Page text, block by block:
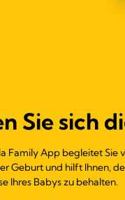
Sie sich
Family App begleitet Sie
Geburt und hilft Ihnen,
Ihres Babys zu behalten.